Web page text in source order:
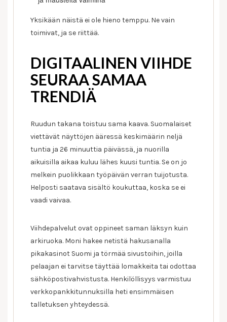
Yksikään näistä ei ole hieno temppu. Ne vain
toimivat, ja se riittää.
DIGITAALINEN VIIHDE
SEURAA SAMAA
TRENDIÄ
Ruudun takana toistuu sama kaava. Suomalaiset
viettävät näyttöjen ääressä keskimäärin neljä
tuntia ja 26 minuuttia päivässä, ja nuorilla
aikuisilla aikaa kuluu lähes kuusi tuntia. Se on jo
melkein puolikkaan työpäivän verran tuijotusta.
Helposti saatava sisältö koukuttaa, koska se ei
vaadi vaivaa.
Viihdepalvelut ovat oppineet saman läksyn kuin
arkiruoka. Moni hakee netistä hakusanalla
pikakasinot Suomi ja törmää sivustoihin, joilla
pelaajan ei tarvitse täyttää lomakkeita tai odottaa
sähköpostivahvistusta. Henkilöllisyys varmistuu
verkkopankkitunnuksilla heti ensimmäisen
talletuksen yhteydessä.